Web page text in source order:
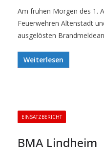
Am frühen Morgen des 1.
Feuerwehren Altenstadt
ausgelösten
Weiterlesen
EINSATZBERICHT
BMA Lindheim